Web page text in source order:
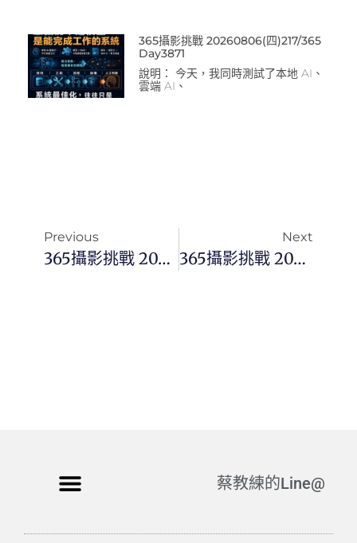
365攝影挑戰 20260806(四)217/365
Day3871
說明： 今天，我同時測試了本地 AI、
雲端 AI、
Previous
365攝影挑戰 20240331(日) 091/366 Day2994
Next
365攝影挑戰 20240402(二) 093/366 Day2996
蔡教練的Line@